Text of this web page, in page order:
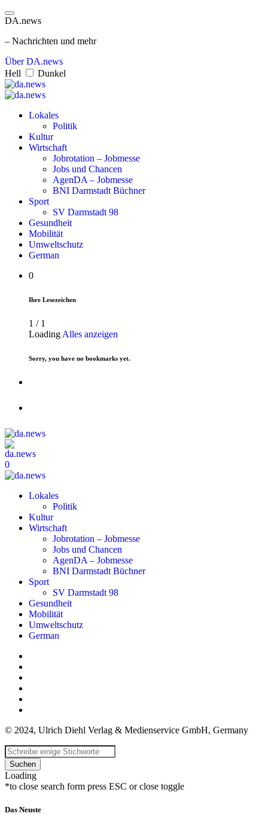
DA.news
– Nachrichten und mehr
Über DA.news
Hell
Dunkel
Lokales
Politik
Kultur
Wirtschaft
Jobrotation – Jobmesse
Jobs und Chancen
AgenDA – Jobmesse
BNI Darmstadt Büchner
Sport
SV Darmstadt 98
Gesundheit
Mobilität
Umweltschutz
German
0
Ihre Lesezeichen
1 / 1
Loading Alles anzeigen
Sorry, you have no bookmarks yet.
0
Lokales
Politik
Kultur
Wirtschaft
Jobrotation – Jobmesse
Jobs und Chancen
AgenDA – Jobmesse
BNI Darmstadt Büchner
Sport
SV Darmstadt 98
Gesundheit
Mobilität
Umweltschutz
German
© 2024, Ulrich Diehl Verlag & Medienservice GmbH, Germany
Suchen
Loading
*to close search form press ESC or close toggle
Das Neuste